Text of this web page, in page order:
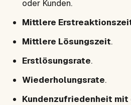
oder Kunden.
Mittlere
Mittlere Lösungszeit.
Erstlösungsrate.
Wiederholungsrate.
Kundenzufriedenheit mit